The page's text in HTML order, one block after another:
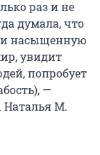
раз и не
думала, что
и насыщенную
увидит
попробует
—
Наталья М.